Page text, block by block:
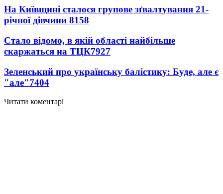
На Київщині сталося групове зґвалтування 21-
річної дівчини 8158
Стало відомо, в якій області найбільше
скаржаться на ТЦК7927
Зеленський про українську балістику: Буде, але є
"але"7404
Читати коментарі